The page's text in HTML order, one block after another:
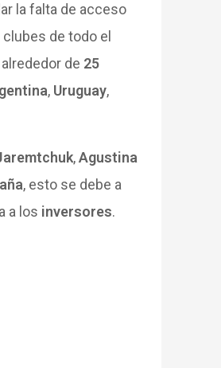
la falta de acceso
clubes de todo el
alrededor de 25
, Uruguay,
,Agustina
, esto se debe a
a los inversores.